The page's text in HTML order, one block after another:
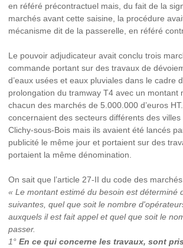
en référé précontractuel mais, du fait de la
marchés avant cette saisine, la procédure
mécanisme dit de la passerelle, en référé
Le pouvoir adjudicateur avait conclu trois
commande portant sur des travaux de
d’eaux usées et eaux pluviales dans le cadre
prolongation du tramway T4 avec un montant
chacun des marchés de 5.000.000 d’euros
concernaient des secteurs différents des
Clichy-sous-Bois mais ils avaient été lancés
publicité le même jour et portaient sur des
portaient la même dénomination.
On sait que l’article 27-II du code des
« Le montant estimé du besoin est déterminé
suivantes, quel que soit le nombre
auxquels il est fait appel et quel que soit le
passer.
1° En ce qui concerne les travaux, sont